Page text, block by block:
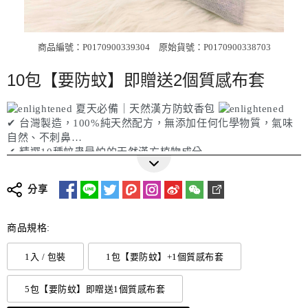
商品編號：P0170900339304 原始貨號：P0170900338703
10包【要防蚊】即贈送2個質感布套
夏天必備｜天然漢方防蚊香包
✔ 台灣製造，100%純天然配方，無添加任何化學物質，氣味
自然、不刺鼻
✔ 精選10種蚊蟲最怕的天然漢方植物成分
✔ 含丁香、艾草、香茅、藿香、金銀花、蒼術、白芷、紫蘇、
石菖蒲、陳皮
✔ 每種藥材氣味濃郁，能有效驅除蚊子與小黑蚊
帶外出使用
使用
✔ 為您與家人打造天然安全的驅蚊保護罩，連毛小孩也能安心
貼心提醒: 購買或加贈的質感布套，兩種款式會隨機出
更多詳細介紹
分享
商品規格:
1入 / 包裝 1包【要防蚊】+1個質感布套
5包【要防蚊】即贈送1個質感布套